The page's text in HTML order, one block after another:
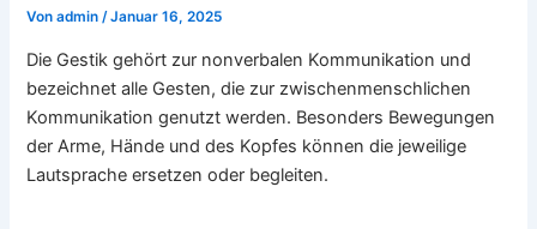
Vonadmin/Januar 16, 2025
Die Gestik gehört zur nonverbalen Kommunikation und
bezeichnet alle Gesten, die zur zwischenmenschlichen
Kommunikation genutzt werden. Besonders Bewegungen
der Arme, Hände und des Kopfes können die jeweilige
Lautsprache ersetzen oder begleiten.